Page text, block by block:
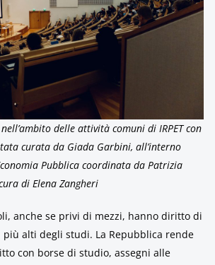
delle attività comuni di IRPET con
curata da Giada Garbini, all’interno
Pubblica coordinata da Patrizia
di Elena Zangheri
anche se privi di mezzi, hanno diritto di
alti degli studi. La Repubblica rende
con borse di studio, assegni alle